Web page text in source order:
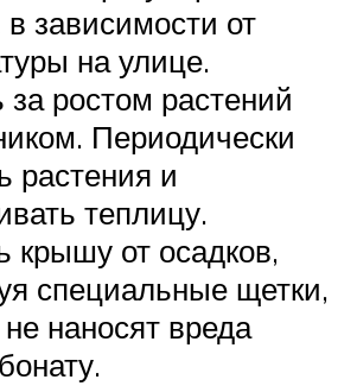
в зависимости от
на улице.
ростом растений
Периодически
растения и
теплицу.
крышу от осадков,
специальные щетки,
наносят вреда